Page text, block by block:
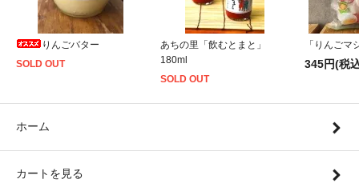
りんごバター
SOLD OUT
あちの里「飲むとまと」
180ml
SOLD OUT
「りんごマ
345円(税
ホーム
カートを見る